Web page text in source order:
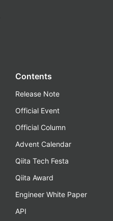
Contents
Release Note
Official Event
Official Column
Advent Calendar
Qiita Tech Festa
Qiita Award
Engineer White Paper
API